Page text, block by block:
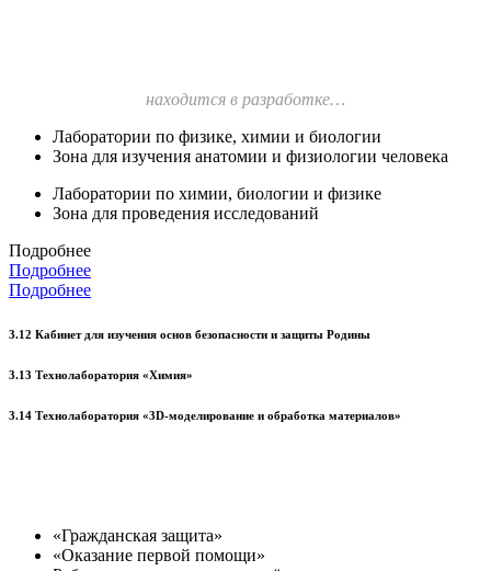
находится в разработке…
Лаборатории по физике, химии и биологии
Зона для изучения анатомии и физиологии человека
Лаборатории по химии, биологии и физике
Зона для проведения исследований
Подробнее
Подробнее
Подробнее
3.12 Кабинет для изучения основ безопасности и защиты Родины
3.13 Технолаборатория «Химия»
3.14 Технолаборатория «3D-моделирование и обработка материалов»
«Гражданская защита»
«Оказание первой помощи»